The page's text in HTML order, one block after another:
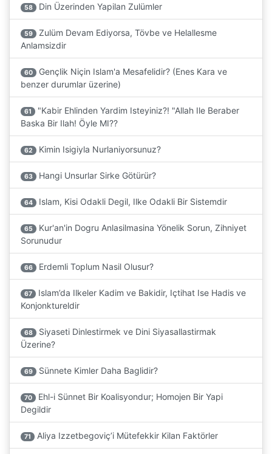
58 Din Üzerinden Yapilan Zulümler
59
Zulüm Devam Ediyorsa, Tövbe ve Helallesme
Anlamsizdir
60
Gençlik Niçin Islam'a Mesafelidir? (Enes Kara ve
benzer durumlar üzerine)
61
"Kabir Ehlinden Yardim Isteyiniz?! "Allah Ile Beraber
Baska Bir Ilah! Öyle MI??
62 Kimin Isigiyla Nurlaniyorsunuz?
63 Hangi Unsurlar Sirke Götürür?
64 Islam, Kisi Odakli Degil, Ilke Odakli Bir Sistemdir
65
Kur'an'in Dogru Anlasilmasina Yönelik Sorun, Zihniyet
Sorunudur
66 Erdemli Toplum Nasil Olusur?
67
Islam’da Ilkeler Kadim ve Bakidir, Içtihat Ise Hadis ve
Konjonktureldir
68
Siyaseti Dinlestirmek ve Dini Siyasallastirmak
Üzerine?
69 Sünnete Kimler Daha Baglidir?
70
Ehl-i Sünnet Bir Koalisyondur; Homojen Bir Yapi
Degildir
71 Aliya Izzetbegoviç’i Mütefekkir Kilan Faktörler